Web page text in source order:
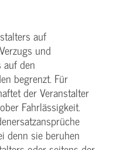
auf
und
den
begrenzt. Für
der Veranstalter
Fahrlässigkeit.
denn sie beruhen